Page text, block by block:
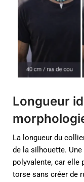
Longueur
La longueur du
de la silhouette.
polyvalente, car elle
torse sans créer de